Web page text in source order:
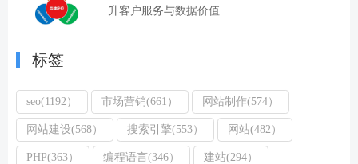
升客户服务与数据价值
标签
seo(1192） 市场营销(661） 网站制作(574）
网站建设(568） 搜索引擎(553） 网站(482）
PHP(363） 编程语言(346） 建站(294）